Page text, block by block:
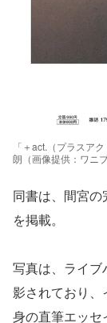
「＋act.（プラスア
朗（画像提供：ワニ
同書は、間宮
を掲載。
写真は、ライ
影されており、
身の直筆エッ